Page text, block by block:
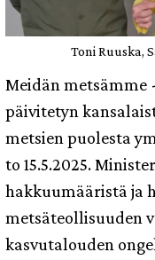
Toni Ruuska,
Meidän
päivitetyn
metsien puolesta
to 15.5.2025.
hakkuumääristä ja
metsäteollisuuden
kasvutalouden